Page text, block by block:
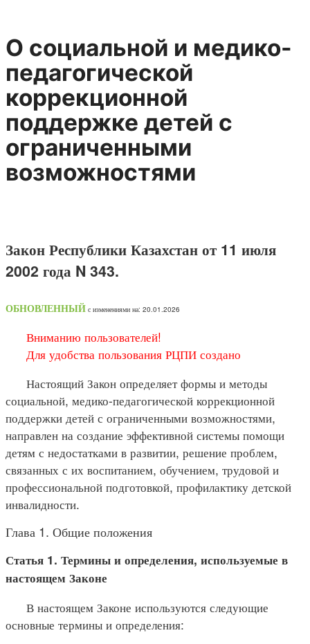
О социальной и медико-
педагогической
коррекционной
поддержке детей с
ограниченными
возможностями
Закон Республики Казахстан от 11 июля
2002 года N 343.
ОБНОВЛЕННЫЙ с изменениями на: 20.01.2026
Вниманию пользователей!
Для удобства пользования РЦПИ создано
Настоящий Закон определяет формы и методы
социальной, медико-педагогической коррекционной
поддержки детей с ограниченными возможностями,
направлен на создание эффективной системы помощи
детям с недостатками в развитии, решение проблем,
связанных с их воспитанием, обучением, трудовой и
профессиональной подготовкой, профилактику детской
инвалидности.
Глава 1. Общие положения
Статья 1. Термины и определения, используемые в
настоящем Законе
В настоящем Законе используются следующие
основные термины и определения: